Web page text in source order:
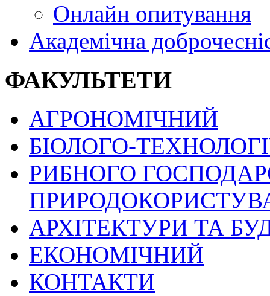
Онлайн опитування
Академічна
ФАКУЛЬТЕТИ
АГРОНОМІЧНИЙ
БІОЛОГО-
РИБНОГО
АРХІТЕКТУРИ ТА
ЕКОНОМІЧНИЙ
КОНТАКТИ